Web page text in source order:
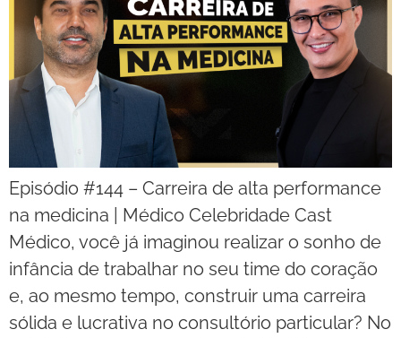
Episódio #144 – Carreira de alta performance
na medicina | Médico Celebridade Cast
Médico, você já imaginou realizar o sonho de
infância de trabalhar no seu time do coração
e, ao mesmo tempo, construir uma carreira
sólida e lucrativa no consultório particular? No